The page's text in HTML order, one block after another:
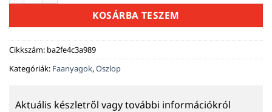
KOSÁRBA TESZEM
Cikkszám: ba2fe4c3a989
Kategóriák: Faanyagok,Oszlop
Aktuális készletről vagy további információkról